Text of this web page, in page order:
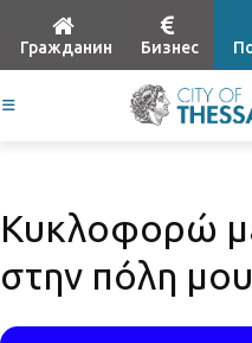
Гражданин Бизнес
Κυκλοφορώ
στην πόλη μου